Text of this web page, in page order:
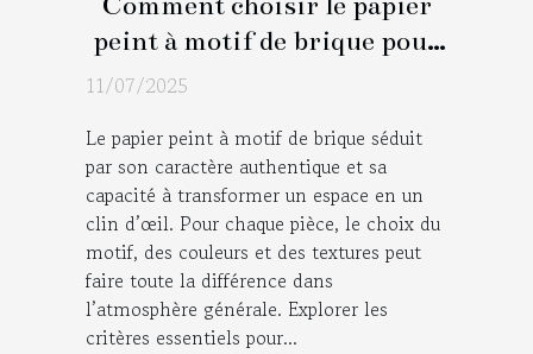
peint à motif de brique pour
chaque pièce ?
11/07/2025
Le papier peint à motif de brique séduit
par son caractère authentique et sa
capacité à transformer un espace en un
clin d’œil. Pour chaque pièce, le choix du
motif, des couleurs et des textures peut
faire toute la différence dans
l’atmosphère générale. Explorer les
critères essentiels pour...